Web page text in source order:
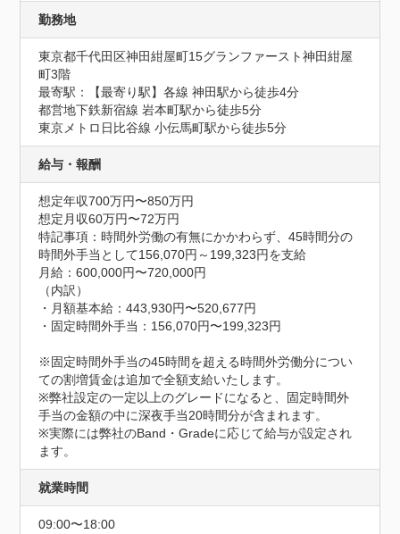
勤務地
東京都千代田区神田紺屋町15グランファースト神田紺屋
町3階
最寄駅：【最寄り駅】各線 神田駅から徒歩4分
都営地下鉄新宿線 岩本町駅から徒歩5分
東京メトロ日比谷線 小伝馬町駅から徒歩5分
給与・報酬
想定年収700万円〜850万円
想定月収60万円〜72万円
特記事項：時間外労働の有無にかかわらず、45時間分の
時間外手当として156,070円～199,323円を支給
月給：600,000円〜720,000円
（内訳）
・月額基本給：443,930円〜520,677円
・固定時間外手当：156,070円〜199,323円
※固定時間外手当の45時間を超える時間外労働分につい
ての割増賃金は追加で全額支給いたします。
※弊社設定の一定以上のグレードになると、固定時間外
手当の金額の中に深夜手当20時間分が含まれます。
※実際には弊社のBand・Gradeに応じて給与が設定され
ます。
就業時間
09:00〜18:00